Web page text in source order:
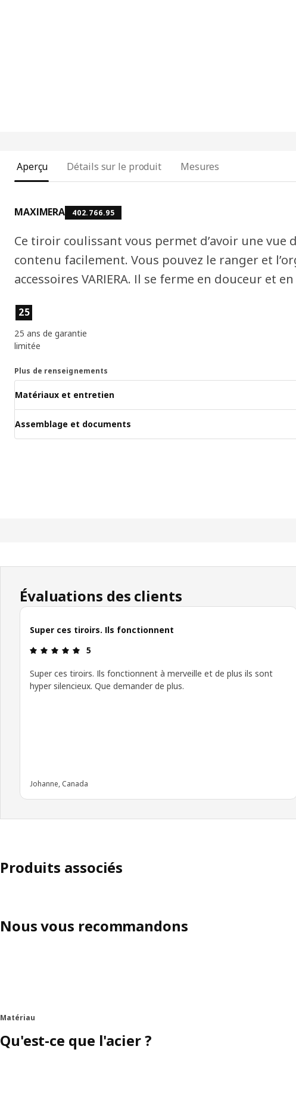
Aperçu Détails sur le produit Mesures
MAXIMERA 402.766.95
Ce tiroir coulissant vous permet d’avoir une vue
contenu facilement. Vous pouvez le ranger et
accessoires VARIERA. Il se ferme en douceur et
Caractéristiques principales
25
25 ans de garantie
limitée
Plus de renseignements
Matériaux et entretien
Assemblage et documents
Évaluations des clients
Super ces tiroirs. Ils fonctionnent
Avis: 5 sur 5 étoiles.
5
Super ces tiroirs. Ils fonctionnent à merveille et de plus ils sont
hyper silencieux. Que demander de plus.
Johanne, Canada
Produits associés
Nous vous recommandons
Matériau
Qu'est-ce que l'acier ?